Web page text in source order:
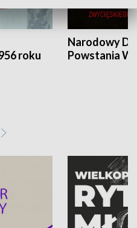
roku
Narodowy
Powstania